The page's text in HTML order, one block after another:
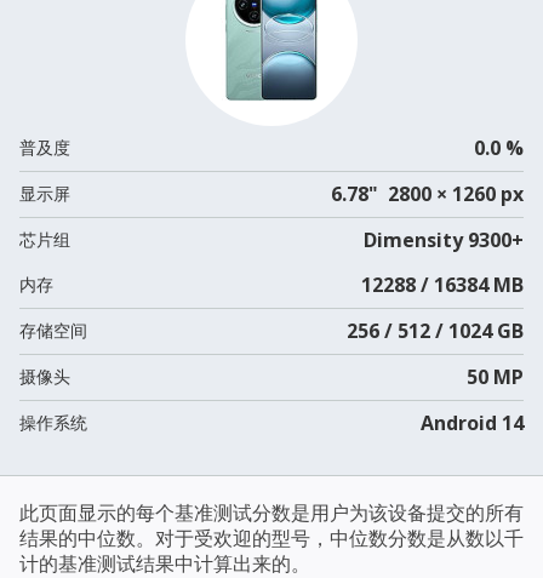
普及度 0.0 %
显示屏 6.78" 2800 × 1260 px
芯片组 Dimensity 9300+
内存 12288 / 16384 MB
存储空间 256 / 512 / 1024 GB
摄像头 50 MP
操作系统 Android 14
此页面显示的每个基准测试分数是用户为该设备提交的所有
结果的中位数。对于受欢迎的型号，中位数分数是从数以千
计的基准测试结果中计算出来的。